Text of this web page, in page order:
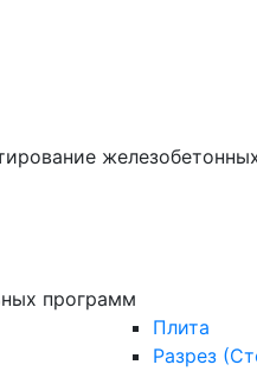
программ
Плита
Разрез